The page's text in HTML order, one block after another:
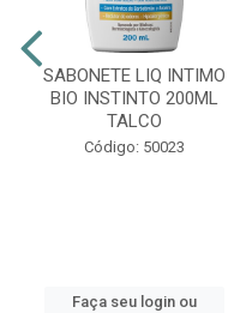
SABONETE LIQ INTIMO
BIO INSTINTO 200ML
TALCO
Código: 50023
Faça seu login ou